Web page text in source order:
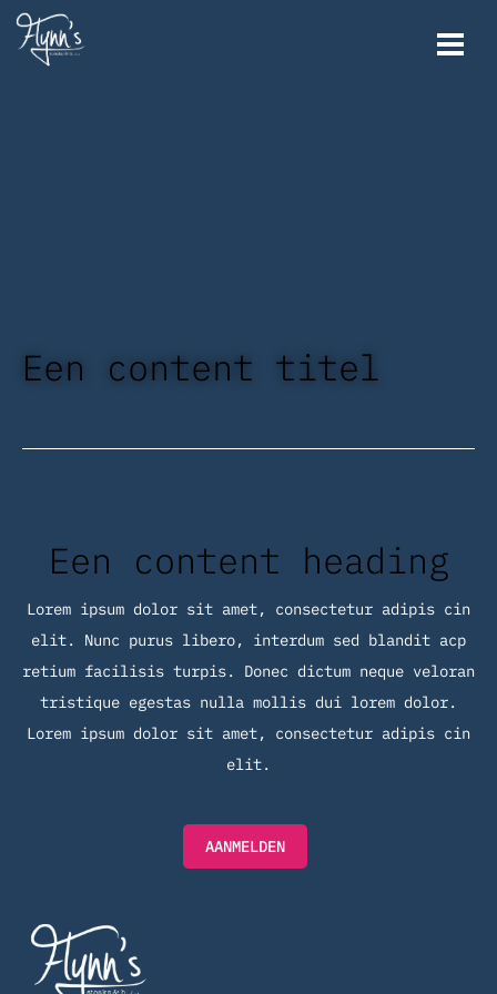
Een content titel
Een content heading
Lorem ipsum dolor sit amet, consectetur adipis cin
elit. Nunc purus libero, interdum sed blandit acp
retium facilisis turpis. Donec dictum neque veloran
tristique egestas nulla mollis dui lorem dolor.
Lorem ipsum dolor sit amet, consectetur adipis cin
elit.
AANMELDEN